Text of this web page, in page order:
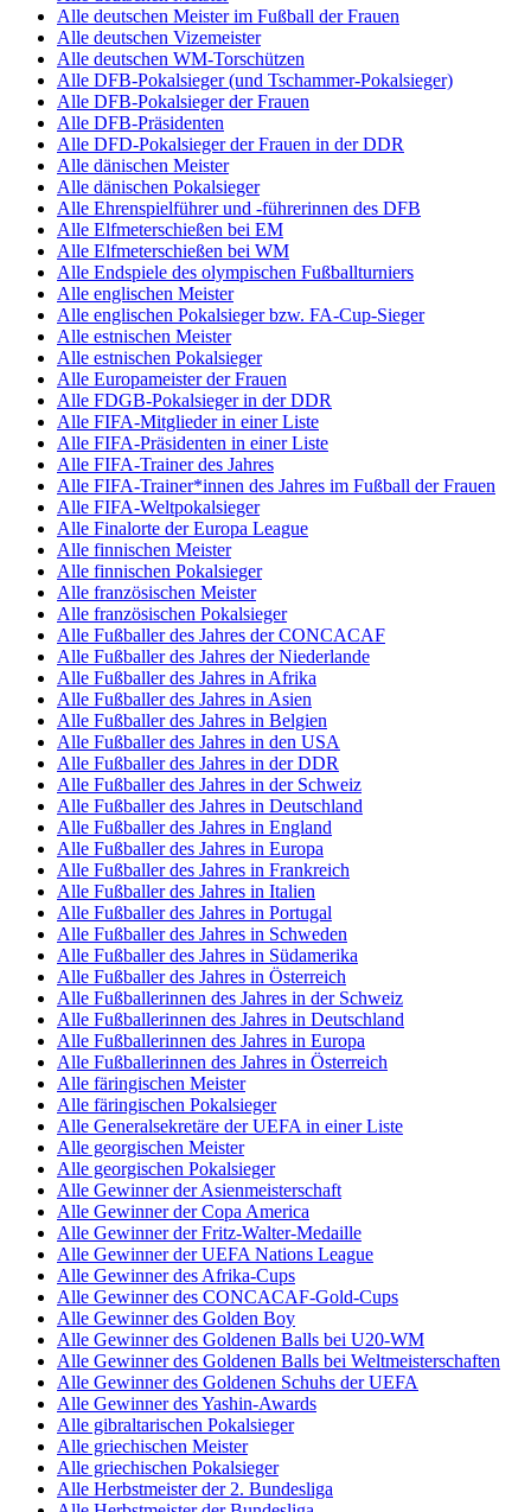
Alle deutschen Meister im Fußball der Frauen
Alle deutschen Vizemeister
Alle deutschen WM-Torschützen
Alle DFB-Pokalsieger (und Tschammer-Pokalsieger)
Alle DFB-Pokalsieger der Frauen
Alle DFB-Präsidenten
Alle DFD-Pokalsieger der Frauen in der DDR
Alle dänischen Meister
Alle dänischen Pokalsieger
Alle Ehrenspielführer und -führerinnen des DFB
Alle Elfmeterschießen bei EM
Alle Elfmeterschießen bei WM
Alle Endspiele des olympischen Fußballturniers
Alle englischen Meister
Alle englischen Pokalsieger bzw. FA-Cup-Sieger
Alle estnischen Meister
Alle estnischen Pokalsieger
Alle Europameister der Frauen
Alle FDGB-Pokalsieger in der DDR
Alle FIFA-Mitglieder in einer Liste
Alle FIFA-Präsidenten in einer Liste
Alle FIFA-Trainer des Jahres
Alle FIFA-Trainer*innen des Jahres im Fußball der Frauen
Alle FIFA-Weltpokalsieger
Alle Finalorte der Europa League
Alle finnischen Meister
Alle finnischen Pokalsieger
Alle französischen Meister
Alle französischen Pokalsieger
Alle Fußballer des Jahres der CONCACAF
Alle Fußballer des Jahres der Niederlande
Alle Fußballer des Jahres in Afrika
Alle Fußballer des Jahres in Asien
Alle Fußballer des Jahres in Belgien
Alle Fußballer des Jahres in den USA
Alle Fußballer des Jahres in der DDR
Alle Fußballer des Jahres in der Schweiz
Alle Fußballer des Jahres in Deutschland
Alle Fußballer des Jahres in England
Alle Fußballer des Jahres in Europa
Alle Fußballer des Jahres in Frankreich
Alle Fußballer des Jahres in Italien
Alle Fußballer des Jahres in Portugal
Alle Fußballer des Jahres in Schweden
Alle Fußballer des Jahres in Südamerika
Alle Fußballer des Jahres in Österreich
Alle Fußballerinnen des Jahres in der Schweiz
Alle Fußballerinnen des Jahres in Deutschland
Alle Fußballerinnen des Jahres in Europa
Alle Fußballerinnen des Jahres in Österreich
Alle färingischen Meister
Alle färingischen Pokalsieger
Alle Generalsekretäre der UEFA in einer Liste
Alle georgischen Meister
Alle georgischen Pokalsieger
Alle Gewinner der Asienmeisterschaft
Alle Gewinner der Copa America
Alle Gewinner der Fritz-Walter-Medaille
Alle Gewinner der UEFA Nations League
Alle Gewinner des Afrika-Cups
Alle Gewinner des CONCACAF-Gold-Cups
Alle Gewinner des Golden Boy
Alle Gewinner des Goldenen Balls bei U20-WM
Alle Gewinner des Goldenen Balls bei Weltmeisterschaften
Alle Gewinner des Goldenen Schuhs der UEFA
Alle Gewinner des Yashin-Awards
Alle gibraltarischen Pokalsieger
Alle griechischen Meister
Alle griechischen Pokalsieger
Alle Herbstmeister der 2. Bundesliga